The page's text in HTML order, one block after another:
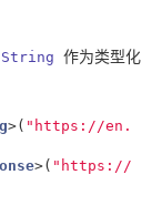
String 作为类型化
>( "https://en.
>( "https://